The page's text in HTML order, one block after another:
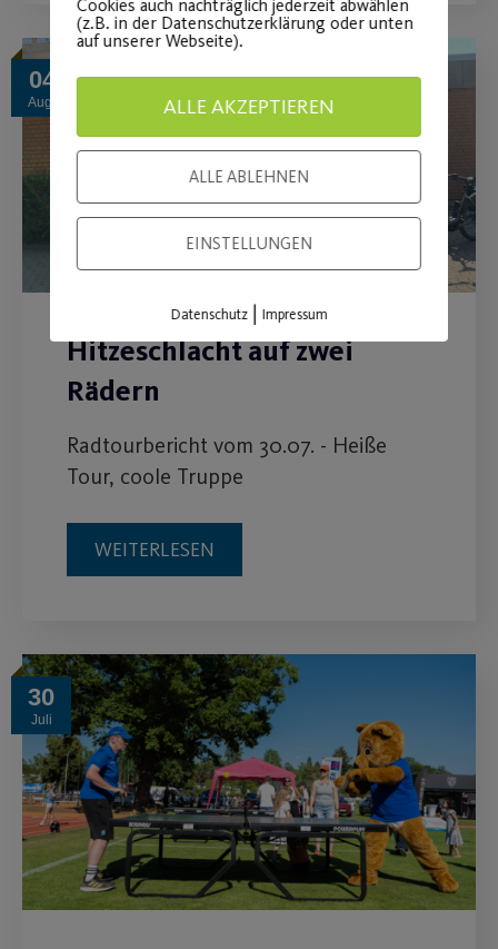
04
Aug.
Hitzeschlacht auf zwei
Rädern
Radtourbericht vom 30.07. - Heiße
Tour, coole Truppe
WEITERLESEN
30
Juli
Cookies auch nachträglich jederzeit abwählen
(z.B. in der Datenschutzerklärung oder unten
auf unserer Webseite).
ALLE AKZEPTIEREN
ALLE ABLEHNEN
EINSTELLUNGEN
Datenschutz| Impressum